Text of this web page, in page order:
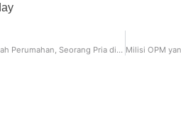
Akibat Mencuri Brankas dari Sebuah Perumahan, Seorang Pria di Bogor Dibekuk Polisi